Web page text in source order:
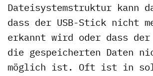
Dateisystemstruktur kann
dass der USB-Stick nicht
erkannt wird oder dass
die gespeicherten Daten
möglich ist. Oft ist in